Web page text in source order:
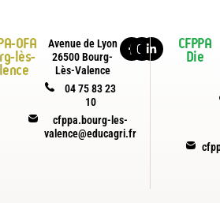
OFA
lès-
Avenue de Lyon
26500 Bourg-
Lès-Valence
04 75 83 23
10
cfppa.bourg-les-
valence@educagri.fr
CFPPA
Die